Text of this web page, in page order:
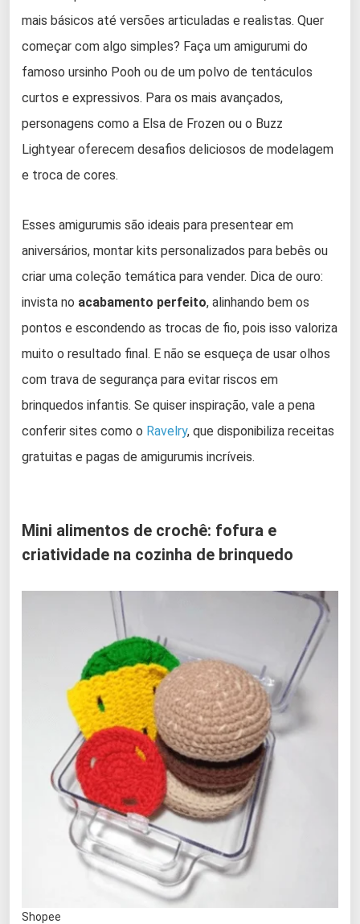
mais básicos até versões articuladas e realistas. Quer
começar com algo simples? Faça um amigurumi do
famoso ursinho Pooh ou de um polvo de tentáculos
curtos e expressivos. Para os mais avançados,
personagens como a Elsa de Frozen ou o Buzz
Lightyear oferecem desafios deliciosos de modelagem
e troca de cores.
Esses amigurumis são ideais para presentear em
aniversários, montar kits personalizados para bebês ou
criar uma coleção temática para vender. Dica de ouro:
invista no acabamento perfeito, alinhando bem os
pontos e escondendo as trocas de fio, pois isso valoriza
muito o resultado final. E não se esqueça de usar olhos
com trava de segurança para evitar riscos em
brinquedos infantis. Se quiser inspiração, vale a pena
conferir sites como o Ravelry, que disponibiliza receitas
gratuitas e pagas de amigurumis incríveis.
Mini alimentos de crochê: fofura e
criatividade na cozinha de brinquedo
Shopee